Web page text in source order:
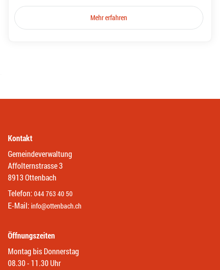
Mehr erfahren
Kontakt
Gemeindeverwaltung
Affolternstrasse 3
8913 Ottenbach
Telefon: 044 763 40 50
E-Mail: info@ottenbach.ch
Öffnungszeiten
Montag bis Donnerstag
08.30 - 11.30 Uhr